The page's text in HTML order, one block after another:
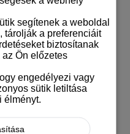
segítenek a weboldal
tárolják a preferenciáit
biztosítanak
Ön előzetes
engedélyezi vagy
sütik letiltása
élményt.
ajánlani tudom őket.